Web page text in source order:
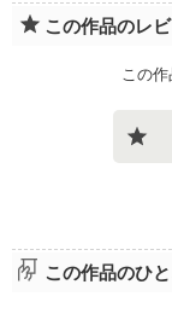
この作品のレ
この
この作品のひ